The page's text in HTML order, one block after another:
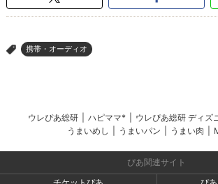
> 携帯・オーディオ
ウレぴあ総研 ハピママ* ウレぴあ総研 ディズ
うまいめし
うまいパン うまい肉
ぴあ関連サイト